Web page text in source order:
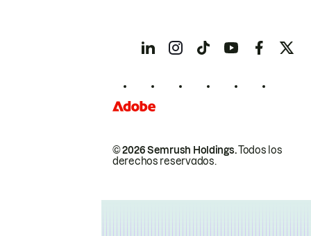
© 2026 Semrush Holdings.Todos los
derechos reservados.